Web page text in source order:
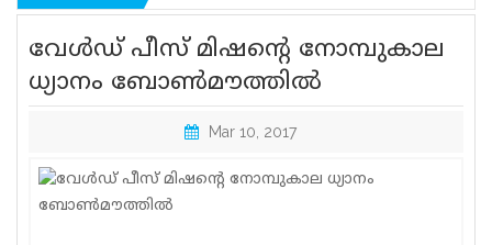
World
Movies
വേള്‍ഡ് പീസ് മിഷന്റെ നോമ്പുകാല
ധ്യാനം ബോണ്‍മൗത്തില്‍
Mar 10, 2017